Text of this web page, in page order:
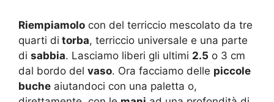
Riempiamolo con del terriccio mescolato da tre
quarti di torba, terriccio universale e una parte
di sabbia. Lasciamo liberi gli ultimi 2.5 o 3 cm
dal bordo del vaso. Ora facciamo delle piccole
buche aiutandoci con una paletta o,